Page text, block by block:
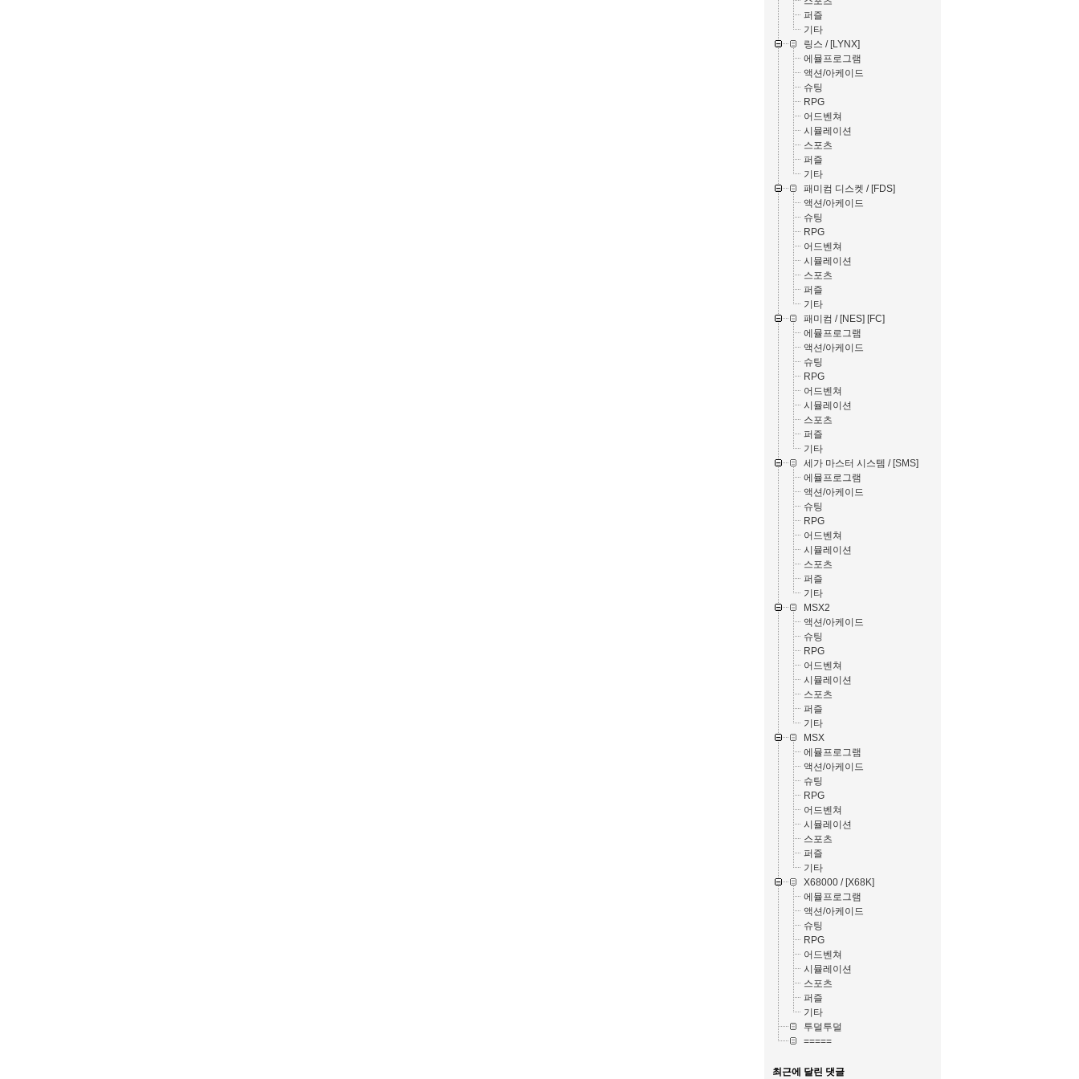
퍼즐
기타
링스 / [LYNX]
에뮬프로그램
액션/아케이드
슈팅
RPG
어드벤쳐
시뮬레이션
스포츠
퍼즐
기타
패미컴 디스켓 / [FDS]
액션/아케이드
슈팅
RPG
어드벤쳐
시뮬레이션
스포츠
퍼즐
기타
패미컴 / [NES] [FC]
에뮬프로그램
액션/아케이드
슈팅
RPG
어드벤쳐
시뮬레이션
스포츠
퍼즐
기타
세가 마스터 시스템 / [SMS]
에뮬프로그램
액션/아케이드
슈팅
RPG
어드벤쳐
시뮬레이션
스포츠
퍼즐
기타
MSX2
액션/아케이드
슈팅
RPG
어드벤쳐
시뮬레이션
스포츠
퍼즐
기타
MSX
에뮬프로그램
액션/아케이드
슈팅
RPG
어드벤쳐
시뮬레이션
스포츠
퍼즐
기타
X68000 / [X68K]
에뮬프로그램
액션/아케이드
슈팅
RPG
어드벤쳐
시뮬레이션
스포츠
퍼즐
기타
투덜투덜
=====
최근에 달린 댓글